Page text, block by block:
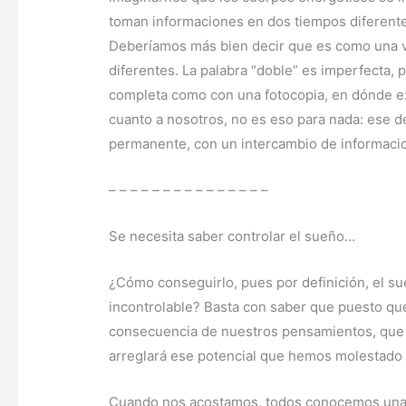
toman informaciones en dos tiempos
Deberíamos más bien decir que es como
diferentes. La palabra “doble” es
completa como con una fotocopia, en dónde
cuanto a nosotros, no es eso para nada: ese
permanente, con un intercambio de
– – – – – – – – – – – – – – –
Se necesita saber controlar el sueño…
¿Cómo conseguirlo, pues por definición, el
incontrolable? Basta con saber que puesto
consecuencia de nuestros pensamientos,
arreglará ese potencial que hemos
Cuando nos acostamos, todos conocemos